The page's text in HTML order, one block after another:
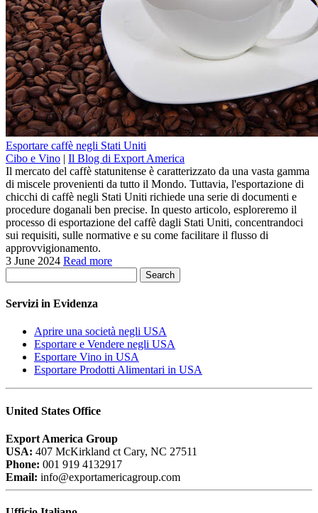
Esportare caffè negli Stati Uniti
Cibo e Vino | Il Blog di Export America
Il mercato del caffè statunitense è caratterizzato da una vasta gamma
di miscele provenienti da tutto il Mondo. Tuttavia, l'esportazione di
chicchi di caffè negli Stati Uniti richiede una serie di documenti e
procedure doganali ben precise. In questo articolo, esploreremo il
processo di esportazione del caffè dagli Stati Uniti, concentrandoci
sui requisiti, sulle normative e su come facilitare il flusso di
approvvigionamento.
3 June 2024 Read more
Search
Servizi in Evidenza
Aprire una società negli USA
Esportare e Vendere negli USA
Esportare Vino in USA
Esportare Prodotti Alimentari in USA
United States Office
Export America Group
USA: 407 McKirkland ct Cary, NC 27511
Phone: 001 919 4132917
Email: info@exportamericagroup.com